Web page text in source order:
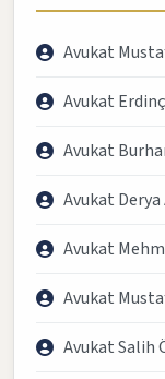
Avukat
Avukat
Avukat
Avukat Derya
Avukat
Avukat
Avukat Salih